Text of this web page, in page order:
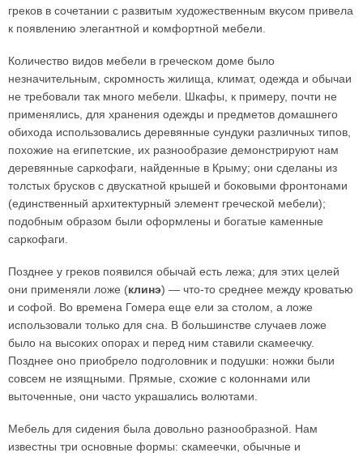
греков в сочетании с развитым художественным вкусом привела
к появлению элегантной и комфортной мебели.
Количество видов мебели в греческом доме было
незначительным, скромность жилища, климат, одежда и обычаи
не требовали так много мебели. Шкафы, к примеру, почти не
применялись, для хранения одежды и предметов домашнего
обихода использовались деревянные сундуки различных типов,
похожие на египетские, их разнообразие демонстрируют нам
деревянные саркофаги, найденные в Крыму; они сделаны из
толстых брусков с двускатной крышей и боковыми фронтонами
(единственный архитектурный элемент греческой мебели);
подобным образом были оформлены и богатые каменные
саркофаги.
Позднее у греков появился обычай есть лежа; для этих целей
они применяли ложе (клинэ) — что-то среднее между кроватью
и софой. Во времена Гомера еще ели за столом, а ложе
использовали только для сна. В большинстве случаев ложе
было на высоких опорах и перед ним ставили скамеечку.
Позднее оно приобрело подголовник и подушки: ножки были
совсем не изящными. Прямые, схожие с колоннами или
выточенные, они часто украшались волютами.
Мебель для сидения была довольно разнообразной. Нам
известны три основные формы: скамеечки, обычные и